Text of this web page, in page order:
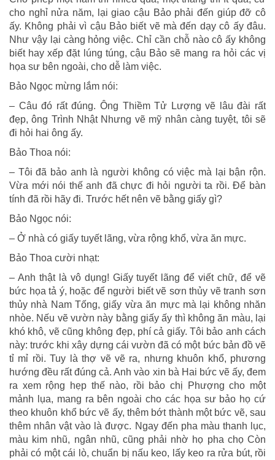
cho nghỉ nửa năm, lại giao cậu Bảo phải đến giúp đỡ cô
ấy. Không phải vì cậu Bảo biết vẽ mà đến dạy cô ấy đâu.
Như vậy lại càng hỏng việc. Chỉ cần chỗ nào cô ấy không
biết hay xếp đặt lúng túng, cậu Bảo sẽ mang ra hỏi các vị
họa sư bên ngoài, cho dễ làm việc.
Bảo Ngọc mừng lắm nói:
– Câu đó rất đúng. Ông Thiềm Tử Lượng vẽ lâu đài rất
đẹp, ông Trình Nhật Nhưng vẽ mỹ nhân càng tuyệt, tôi sẽ
đi hỏi hai ông ấy.
Bảo Thoa nói:
– Tôi đã bảo anh là người không có việc mà lại bận rộn.
Vừa mới nói thế anh đã chực đi hỏi người ta rồi. Để bàn
tính đã rồi hãy đi. Trước hết nên vẽ bằng giấy gì?
Bảo Ngọc nói:
– Ở nhà có giấy tuyết lãng, vừa rộng khổ, vừa ăn mực.
Bảo Thoa cười nhạt:
– Anh thật là vô dụng! Giấy tuyết lãng để viết chữ, để vẽ
bức họa tả ý, hoặc để người biết vẽ sơn thủy vẽ tranh sơn
thủy nhà Nam Tống, giấy vừa ăn mực mà lại không nhăn
nhòe. Nếu vẽ vườn này bằng giấy ấy thì không ăn màu, lại
khó khô, vẽ cũng không đẹp, phí cả giấy. Tôi bảo anh cách
này: trước khi xây dựng cái vườn đã có một bức bản đồ vẽ
tỉ mỉ rồi. Tuy là thợ vẽ vẽ ra, nhưng khuôn khổ, phương
hướng đều rất đúng cả. Anh vào xin bà Hai bức vẽ ấy, đem
ra xem rộng hẹp thế nào, rồi bảo chị Phượng cho một
mảnh lụa, mang ra bên ngoài cho các họa sư bảo họ cứ
theo khuôn khổ bức vẽ ấy, thêm bớt thành một bức vẽ, sau
thêm nhân vật vào là được. Ngay đến pha màu thanh lục,
màu kim nhũ, ngân nhũ, cũng phải nhờ họ pha chọ Còn
phải có một cái lò, chuẩn bị nấu keo, lấy keo ra rửa bút, rồi